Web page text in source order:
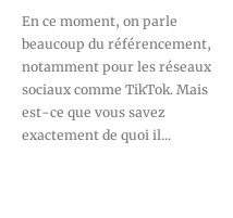
En ce moment, on parle
beaucoup du référencement,
notamment pour les réseaux
sociaux comme TikTok. Mais
est-ce que vous savez
exactement de quoi il...